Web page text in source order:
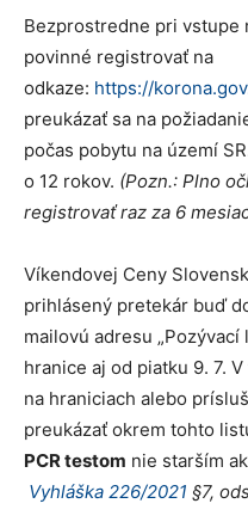
Bezprostredne pri vstupe
povinné registrovať na
odkaze: https://
preukázať sa na
počas pobytu na území
o 12 rokov. (Pozn.: Plno oč
registrovaťraz za 6
Víkendovej Ceny
prihlásený pretekár buď
mailovú adresu
hranice aj od piatku 9. 7.
na hraniciach alebo
preukázať okrem tohto
PCR testom nie starším
Vyhláška 226/2021 §7,